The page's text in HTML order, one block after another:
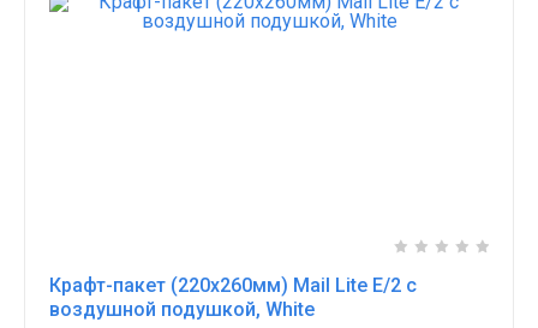
Крафт-пакет (220x260мм) Mail Lite E/2 с
воздушной подушкой, White